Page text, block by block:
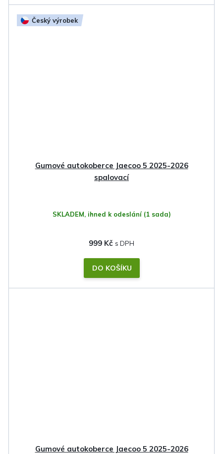
Český výrobek
Gumové autokoberce Jaecoo 5 2025-2026
spalovací
SKLADEM, ihned k odeslání (1 sada)
999 Kč
DO KOŠÍKU
Gumové autokoberce Jaecoo 5 2025-2026